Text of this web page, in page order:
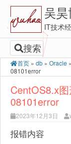
吴
IT技术
搜索
首页 » db » Oracle »
08101error
CentOS8.x
08101error
2023年12月3日
报错内容